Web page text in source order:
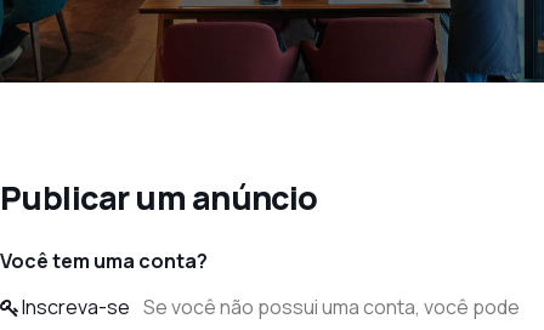
Publicar um anúncio
Você tem uma conta?
Inscreva-se